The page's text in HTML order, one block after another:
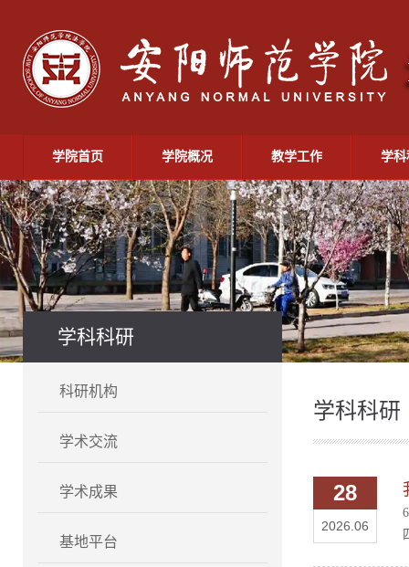
学院首页 学院概况 教学工作 学科
学科科研
科研机构
学术交流
学术成果
基地平台
学科科研
28
2026.06